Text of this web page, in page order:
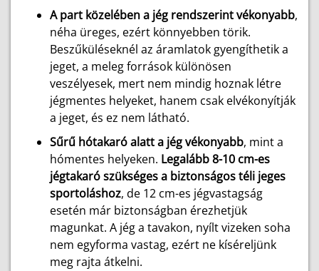
A part közelében a jég rendszerint vékonyabb,
néha üreges, ezért könnyebben törik.
Beszűküléseknél az áramlatok gyengíthetik a
jeget, a meleg források különösen
veszélyesek, mert nem mindig hoznak létre
jégmentes helyeket, hanem csak elvékonyítják
a jeget, és ez nem látható.
Sűrű hótakaró alatt a jég vékonyabb, mint a
hómentes helyeken. Legalább 8-10 cm-es
jégtakaró szükséges a biztonságos téli jeges
sportoláshoz, de 12 cm-es jégvastagság
esetén már biztonságban érezhetjük
magunkat. A jég a tavakon, nyílt vizeken soha
nem egyforma vastag, ezért ne kíséreljünk
meg rajta átkelni.